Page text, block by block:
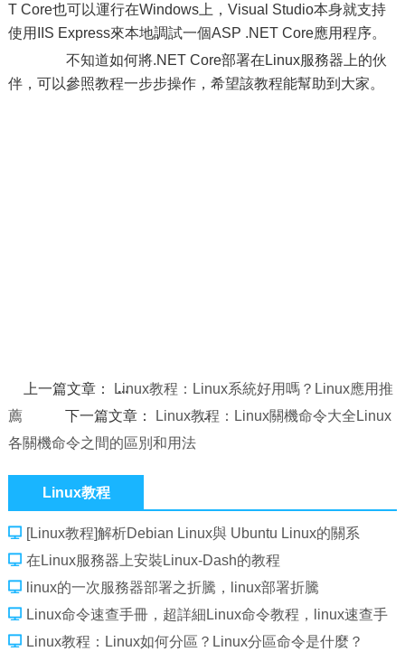
T Core也可以運行在Windows上，Visual Studio本身就支持
使用IIS Express來本地調試一個ASP .NET Core應用程序。
不知道如何將.NET Core部署在Linux服務器上的伙
伴，可以參照教程一步步操作，希望該教程能幫助到大家。
上一篇文章：
Linux教程：Linux系統好用嗎？Linux應用推
薦
下一篇文章：
Linux教程：Linux關機命令大全Linux
各關機命令之間的區別和用法
Linux教程
[Linux教程]解析Debian Linux與 Ubuntu Linux的關系
在Linux服務器上安裝Linux-Dash的教程
linux的一次服務器部署之折騰，linux部署折騰
Linux命令速查手冊，超詳細Linux命令教程，linux速查手
冊
Linux教程：Linux如何分區？Linux分區命令是什麼？